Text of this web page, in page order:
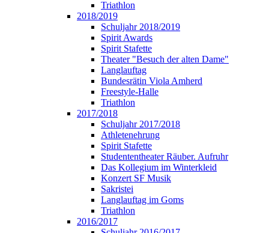
Triathlon
2018/2019
Schuljahr 2018/2019
Spirit Awards
Spirit Stafette
Theater "Besuch der alten Dame"
Langlauftag
Bundesrätin Viola Amherd
Freestyle-Halle
Triathlon
2017/2018
Schuljahr 2017/2018
Athletenehrung
Spirit Stafette
Studententheater Räuber. Aufruhr
Das Kollegium im Winterkleid
Konzert SF Musik
Sakristei
Langlauftag im Goms
Triathlon
2016/2017